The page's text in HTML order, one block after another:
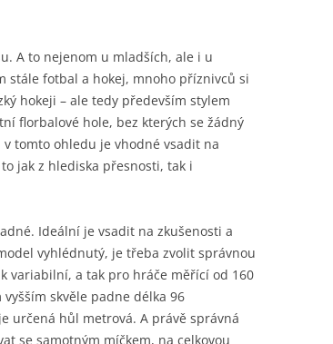
A to nejenom u mladších, ale i u
stále fotbal a hokej, mnoho příznivců si
hokeji – ale tedy především stylem
florbalové hole, bez kterých se žádný
tomto ohledu je vhodné vsadit na
jak z hlediska přesnosti, tak i
Ideální je vsadit na zkušenosti a
vyhlédnutý, je třeba zvolit správnou
variabilní, a tak pro hráče měřící od 160
skvěle padne délka 96
určená hůl metrová. A právě správná
se samotným míčkem, na celkovou